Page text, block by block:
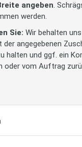
angeben.
werden.
Sie: Wir behalten
der angegebenen
halten und ggf. ein
oder vom Auftrag